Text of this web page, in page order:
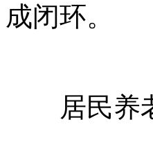
成闭环。
居民养老